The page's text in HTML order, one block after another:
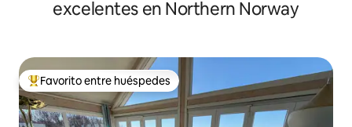
excelentes en Northern Norway
Favorito entre huéspedes preferido
Favorito entre huéspedes